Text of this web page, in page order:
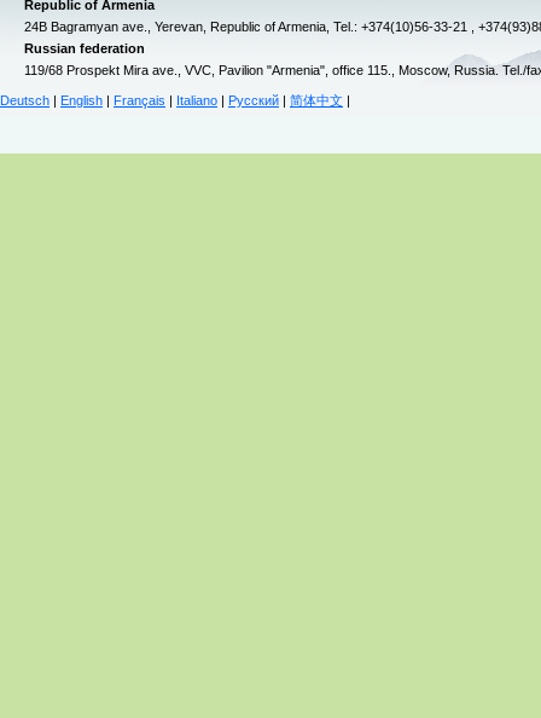
Republic of Armenia
24B Bagramyan ave., Yerevan, Republic of Armenia, Tel.: +374(10)56-33-21 ,
Russian federation
119/68 Prospekt Mira ave., VVC, Pavilion "Armenia", office 115., Moscow, Russia. Tel./
Deutsch English Français Italiano Русский 简体中文